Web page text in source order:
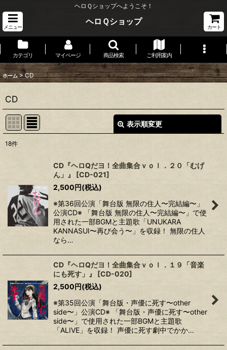
ヘロＱショップへようこそ！
メニュー
ヘロＱショップ
カート
カテゴリ マイページ 商品検索 ご利用案内
ホーム > CD
CD
表示順変更
絞り込む
18件
CD『ヘロQだヨ！全曲集合ｖｏｌ．２０「むげ
ん」』
[CD-021]
2,500円(税込)
※第36回公演「舞台版 無限の住人〜完結編〜」
公演CD※ 「舞台版 無限の住人〜完結編〜」で使
用された一部BGMと主題歌「UNUKARA
KANNASUI〜再び会う〜」を収録！ 無限の住人
なら…
CD『ヘロQだヨ！全曲集合ｖｏｌ．１９「音楽
にも死す」』
[CD-020]
2,500円(税込)
※第35回公演「舞台版・声優に死す〜other
side〜」公演CD※ 「舞台版・声優に死す〜other
side〜」で使用された一部BGMと主題歌
「ALIVE」を収録！ 声優に死す劇中でかか…